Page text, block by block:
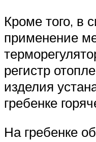
Кроме того, в
применение
регистр
изделия
гребенке
На гребенке